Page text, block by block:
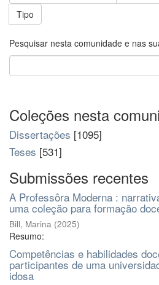
Tipo
Pesquisar nesta comunidade e nas
Coleções nesta
Dissertações [1095]
Teses [531]
Submissões recentes
A Professôra Moderna :
uma coleção para formação
Bill, Marina (2025)
Resumo:
Competências e habilidades
participantes de uma
idosa